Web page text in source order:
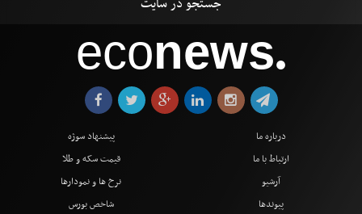
econews●
درباره ما
ارتباط با ما
آرشیو
پیوندها
پیشنهاد سوژه
قیمت سکه و طلا
نرخ ها و نمودارها
شاخص بورس